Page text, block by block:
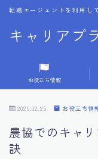
キャリアプ
転職エージェントを利用し
MENU
1.転職エージェ
3.キャリア相談時
お役立ち情報
2025.02.25 お役立ち情
農協でのキャ
訣